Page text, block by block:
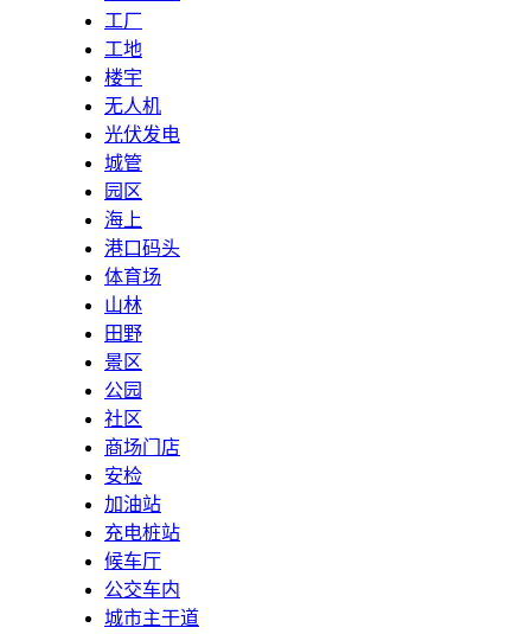
工厂
工地
楼宇
无人机
光伏发电
城管
园区
海上
港口码头
体育场
山林
田野
景区
公园
社区
商场门店
安检
加油站
充电桩站
候车厅
公交车内
城市主干道